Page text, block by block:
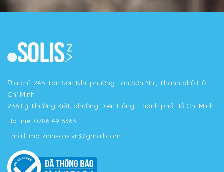
Địa chỉ: 245 Tân Sơn Nhì, phường Tân Sơn Nhì, Thành phố Hồ
Chí Minh
236 Lý Thường Kiệt, phường Diên Hồng, Thành phố Hồ Chí Minh
Hotline: 0786 49 6363
Email: matkinhsolis.vn@gmail.com